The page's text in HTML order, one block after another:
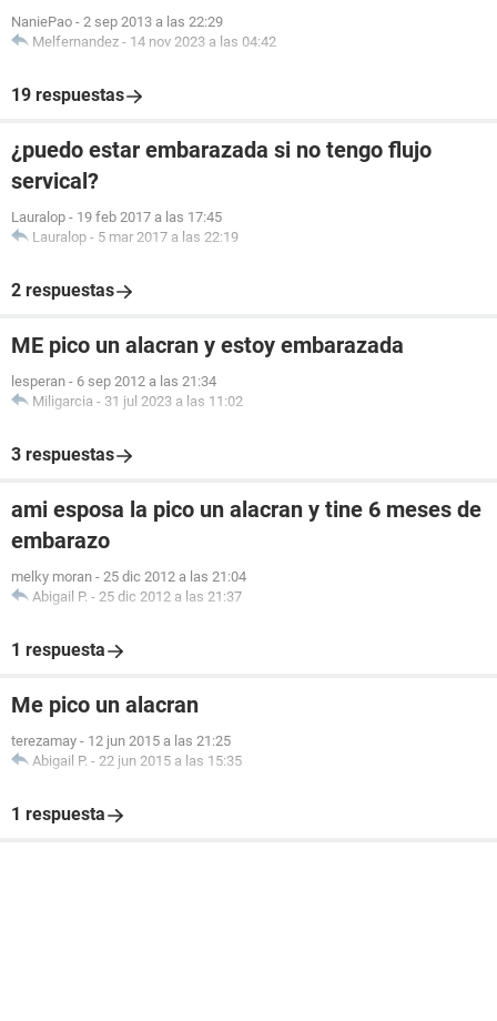
NaniePao - 2 sep 2013 a las 22:29
Melfernandez - 14 nov 2023 a las 04:42
19 respuestas
¿puedo estar embarazada si no tengo flujo
servical?
Lauralop - 19 feb 2017 a las 17:45
Lauralop - 5 mar 2017 a las 22:19
2 respuestas
ME pico un alacran y estoy embarazada
lesperan - 6 sep 2012 a las 21:34
Miligarcia - 31 jul 2023 a las 11:02
3 respuestas
ami esposa la pico un alacran y tine 6 meses de
embarazo
melky moran - 25 dic 2012 a las 21:04
Abigail P. - 25 dic 2012 a las 21:37
1 respuesta
Me pico un alacran
terezamay - 12 jun 2015 a las 21:25
Abigail P. - 22 jun 2015 a las 15:35
1 respuesta